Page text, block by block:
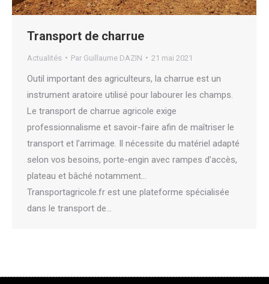
Transport de charrue
Actualités Par Guillaume DAZIN 21 mai 2021
Outil important des agriculteurs, la charrue est un
instrument aratoire utilisé pour labourer les champs.
Le transport de charrue agricole exige
professionnalisme et savoir-faire afin de maîtriser le
transport et l’arrimage. Il nécessite du matériel adapté
selon vos besoins, porte-engin avec rampes d’accès,
plateau et bâché notamment…
Transportagricole.fr est une plateforme spécialisée
dans le transport de…